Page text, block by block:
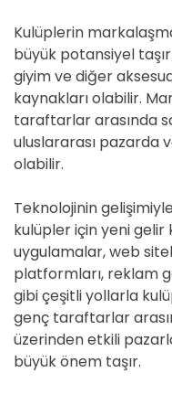
Kulüplerin
büyük potansiyel
giyim ve diğer
kaynakları olabilir.
taraftarlar arasında
uluslararası pazarda
olabilir.
Teknolojinin
kulüpler için yeni gelir
uygulamalar, web
platformları, reklam
gibi çeşitli yollarla
genç taraftarlar
üzerinden etkili
büyük önem taşır.